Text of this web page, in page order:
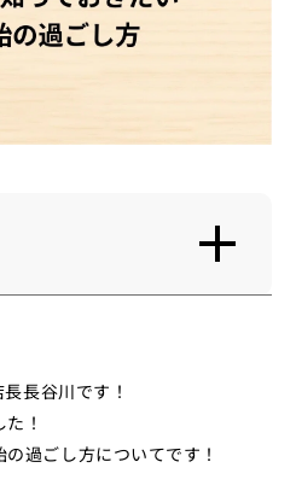
長谷川です！
！
過ごし方についてです！